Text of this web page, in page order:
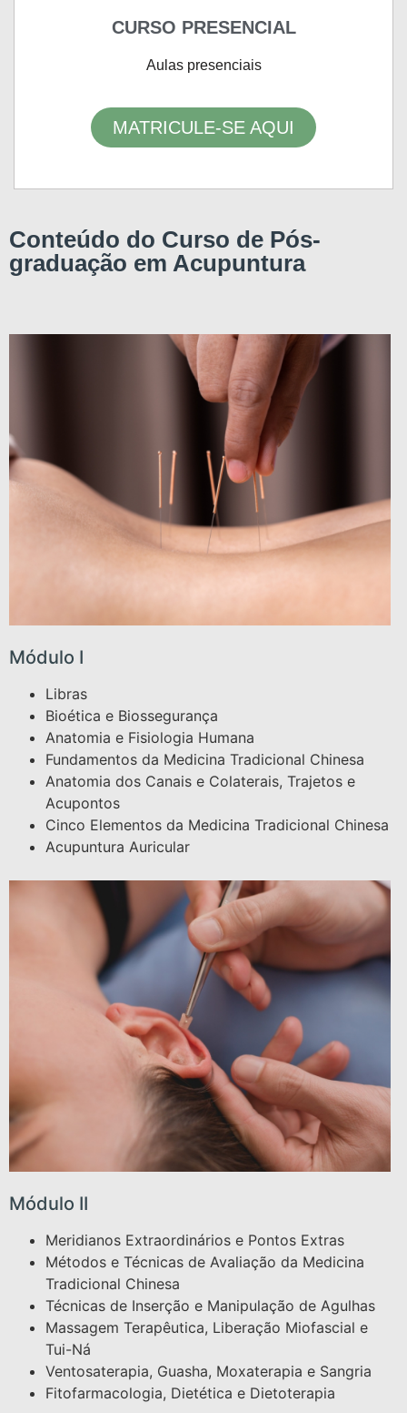
CURSO PRESENCIAL
Aulas presenciais
MATRICULE-SE AQUI
Conteúdo do Curso de Pós-
graduação em Acupuntura
Módulo I
Libras
Bioética e Biossegurança
Anatomia e Fisiologia Humana
Fundamentos da Medicina Tradicional Chinesa
Anatomia dos Canais e Colaterais, Trajetos e
Acupontos
Cinco Elementos da Medicina Tradicional Chinesa
Acupuntura Auricular
Módulo II
Meridianos Extraordinários e Pontos Extras
Métodos e Técnicas de Avaliação da Medicina
Tradicional Chinesa
Técnicas de Inserção e Manipulação de Agulhas
Massagem Terapêutica, Liberação Miofascial e
Tui-Ná
Ventosaterapia, Guasha, Moxaterapia e Sangria
Fitofarmacologia, Dietética e Dietoterapia